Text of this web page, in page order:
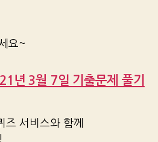
요~
년 3월 7일 기출문제 풀기
서비스와 함께